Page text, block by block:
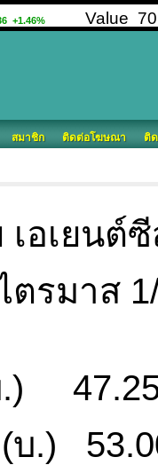
สมาชิก ติดต่อโฆษณา ติ
อเยนต์
ตรมาส
.)
บ.)